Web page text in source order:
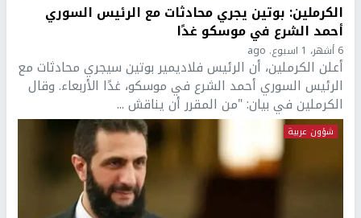
الكرملين: بوتين يجري محادثات مع الرئيس السوري
أحمد الشرع في موسكو غدًا
6 أشهر، 1 اسبوع. ago
أعلن الكرملين، أن الرئيس فلاديمير بوتين سيجري محادثات مع
الرئيس السوري أحمد الشرع في موسكو، غدًا الأربعاء. وقال
الكرملين في بيان: "من المقرر أن يناقش ...
شؤون عربية